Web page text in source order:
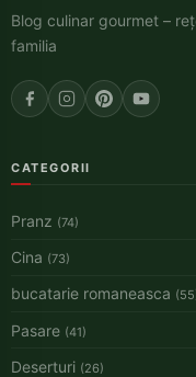
Blog culinar gourmet –
familia
CATEGORII
Pranz (74)
Cina (73)
bucatarie romaneasca
Pasare (41)
Deserturi (26)